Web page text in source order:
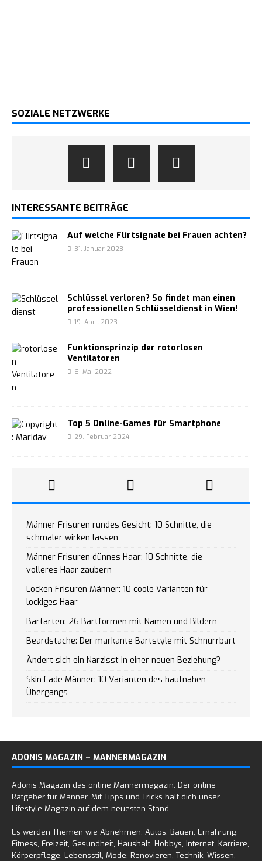
SOZIALE NETZWERKE
INTERESSANTE BEITRÄGE
Auf welche Flirtsignale bei Frauen achten?
31. Januar 2023
Schlüssel verloren? So findet man einen
professionellen Schlüsseldienst in Wien!
19. April 2023
Funktionsprinzip der rotorlosen
Ventilatoren
6. Mai 2022
Top 5 Online-Games für Smartphone
29. Februar 2024
Männer Frisuren rundes Gesicht: 10 Schnitte, die
schmaler wirken lassen
Männer Frisuren dünnes Haar: 10 Schnitte, die
volleres Haar zaubern
Locken Frisuren Männer: 10 coole Varianten für
lockiges Haar
Bartarten: 26 Bartformen mit Namen und Bildern
Beardstache: Der markante Bartstyle mit Schnurrbart
Ändert sich ein Narzisst in einer neuen Beziehung?
Skin Fade Männer: 10 Varianten des hautnahen
Übergangs
ADONIS MAGAZIN – MÄNNERMAGAZIN
Adonis Magazin das online Männermagazin. Der online
Ratgeber für Männer. Mit Tipps und Tricks hält dich unser
Lifestyle Magazin auf dem neuesten Stand.
Es werden Themen wie Abnehmen, Autos, Bauen, Ernährung,
Fitness, Freizeit, Gesundheit, Haushalt, Hobbys, Internet, Karriere,
Körperpflege, Lebensstil, Mode, Renovieren, Technik, Wissen,